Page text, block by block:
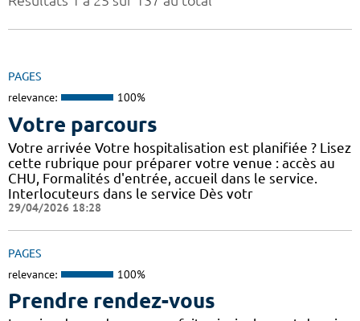
PAGES
relevance: 100%
Votre parcours
Votre arrivée Votre hospitalisation est planifiée ? Lisez
cette rubrique pour préparer votre venue : accès au
CHU, Formalités d'entrée, accueil dans le service.
Interlocuteurs dans le service Dès votr
29/04/2026 18:28
PAGES
relevance: 100%
Prendre rendez-vous